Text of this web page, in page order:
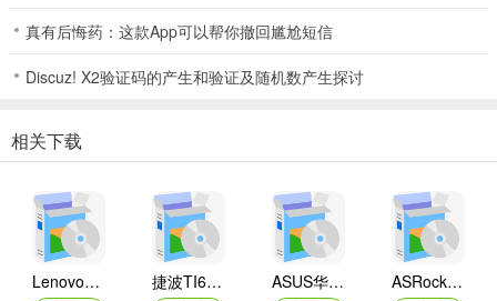
真有后悔药：这款App可以帮你撤回尴尬短信
Discuz! X2验证码的产生和验证及随机数产生探讨
相关下载
Lenovo联想 Ideapad Z465/Z565系列笔记本 声卡驱动
捷波TI61AG-A主板BIOS
ASUS华硕F1A55-M LX3 R2.0主板BIOS
ASRock华擎IMB-A160主板BIOS